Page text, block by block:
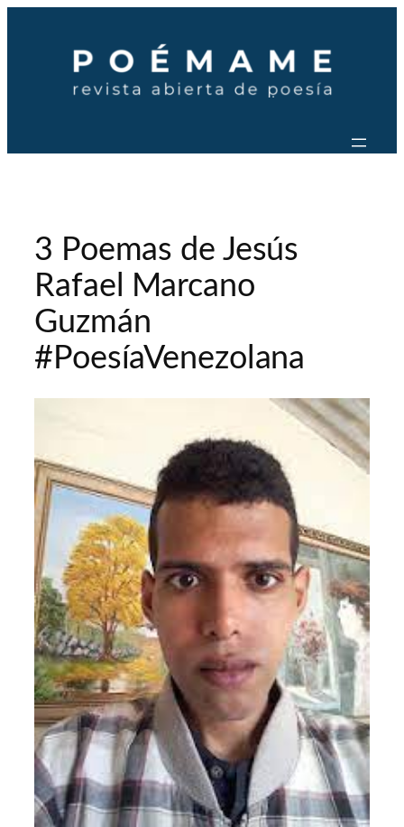
contenido
3 Poemas de Jesús
Rafael Marcano
Guzmán
#PoesíaVenezolana